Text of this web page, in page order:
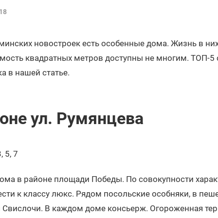
новостроек есть особенные дома. Жизнь в
квадратных метров доступны не многим. ТОП-
в нашей статье.
ул. Румянцева
5, 7
в районе площади Победы. По совокупности
к классу люкс. Рядом посольские особняки, в
Свислочи. В каждом доме консьерж. Огороженная